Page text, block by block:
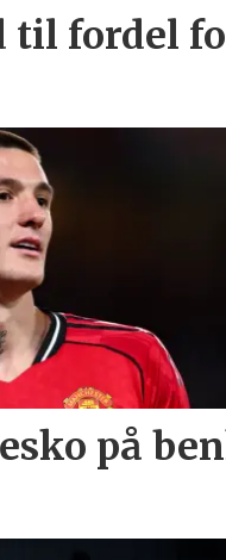
til fordel
på